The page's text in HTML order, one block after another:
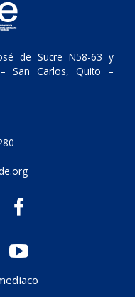
de Sucre N58-63 y
San Carlos, Quito –